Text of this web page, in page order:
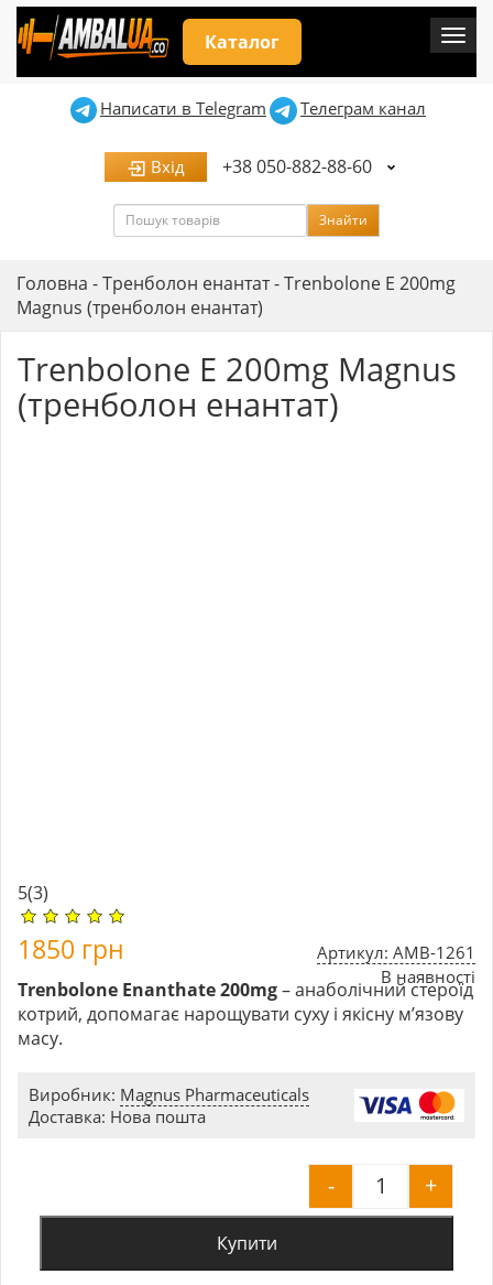
Каталог
Написати в Telegram Телеграм канал
Вхід +38 050-882-88-60
Пошук Знайти
Головна -Тренболон енантат-Trenbolone E 200mg
Magnus (тренболон енантат)
Trenbolone E 200mg Magnus
(тренболон енантат)
5(3)
Артикул: AMB-1261
В наявності
1850 грн
Trenbolone Enanthate 200mg– анаболічний стероїд
котрий, допомагає нарощувати суху і якісну м’язову
масу.
Виробник: Magnus Pharmaceuticals
Доставка: Нова пошта
Trenbolone
- +
Купити